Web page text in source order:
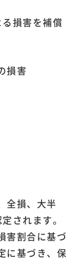
損害を補償
損害
全損、大半
されます。
害割合に基づ
に基づき、保